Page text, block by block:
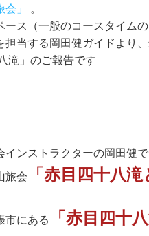
」
。
ース（一般のコースタイム
担当する岡田健ガイドより
滝」のご報告です
ンストラクターの岡田健で
旅会
「赤目四十八滝
市にある 「赤目四十八